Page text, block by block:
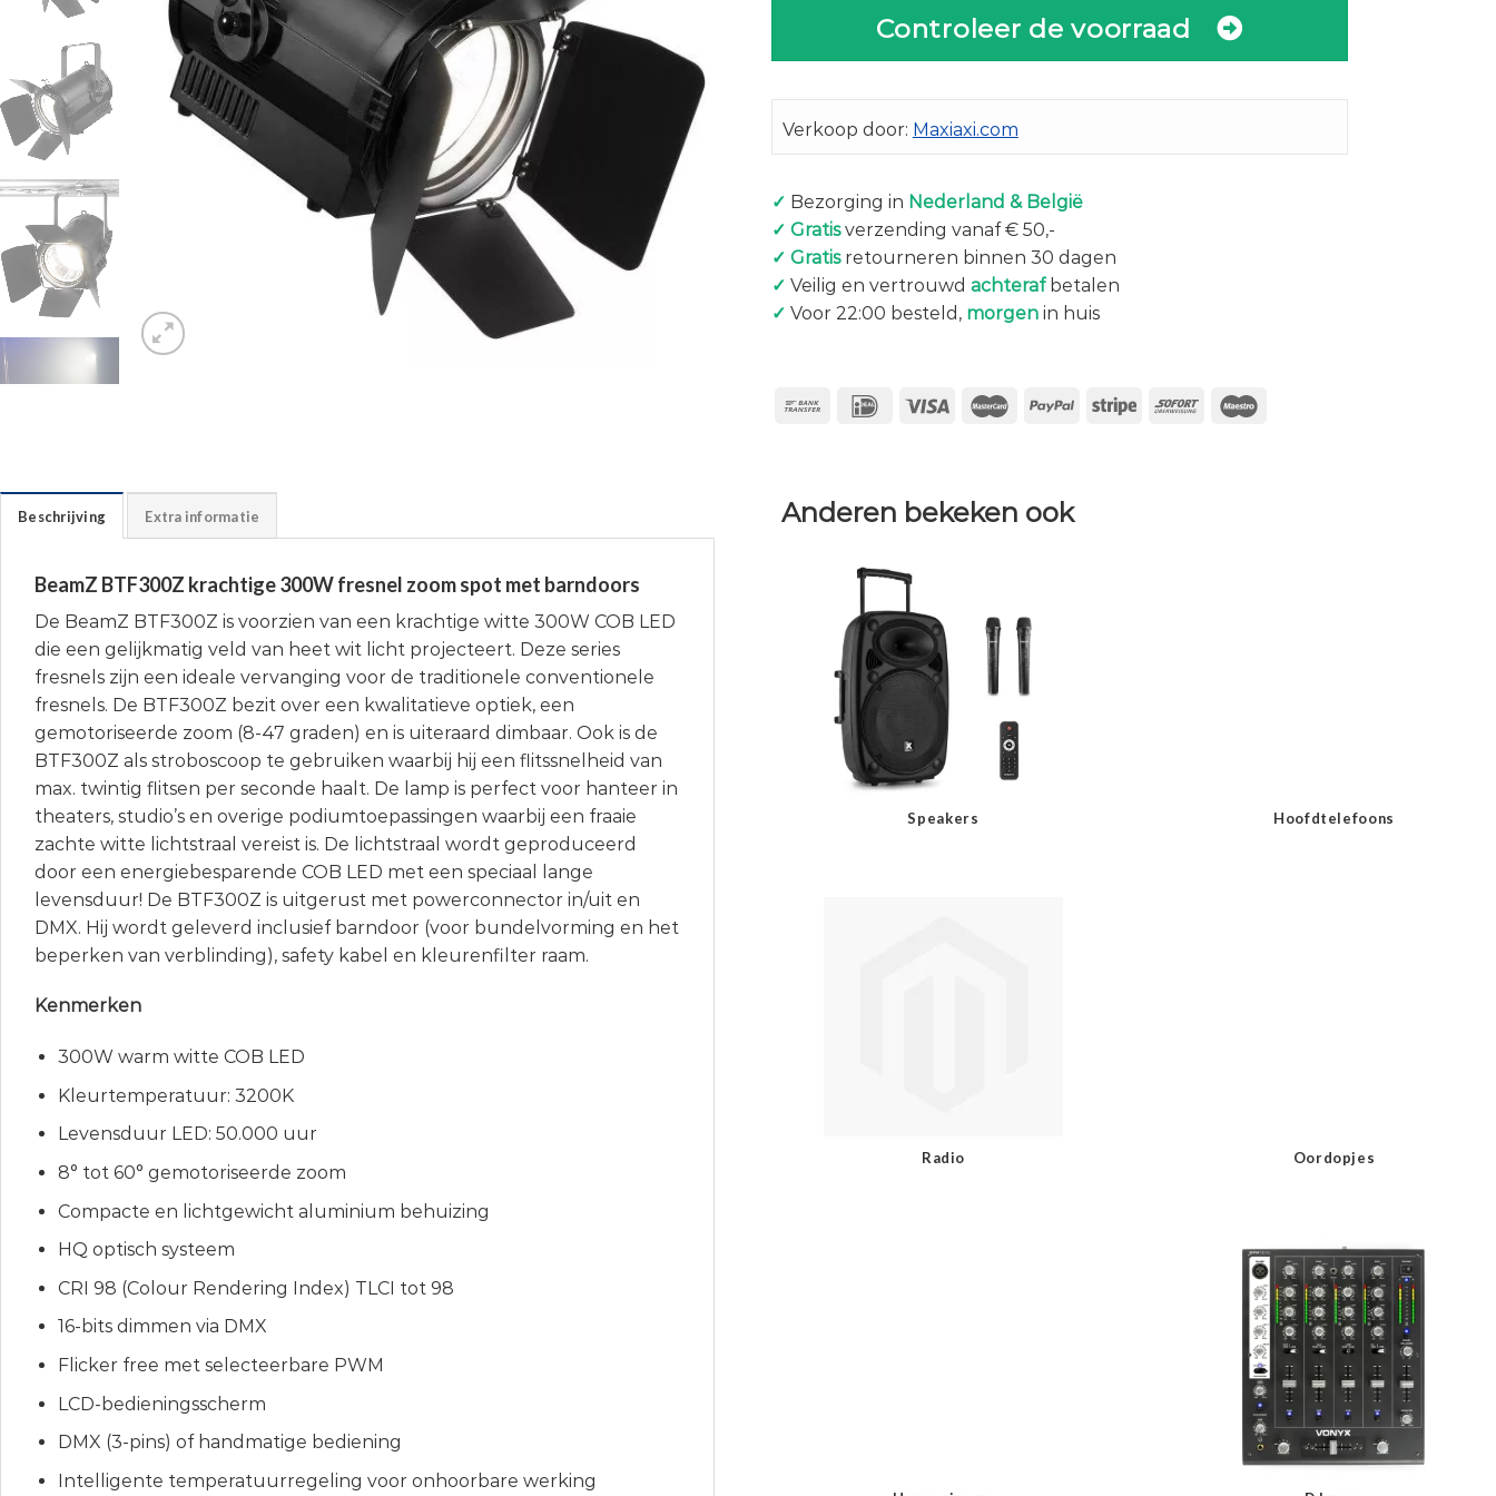
Controleer de voorraad
Verkoop door: Maxiaxi.com
✓ Bezorging in Nederland & België
✓ Gratisverzending vanaf € 50,-
✓ Gratisretourneren binnen 30 dagen
✓ Veilig en vertrouwd achterafbetalen
✓ Voor 22:00 besteld, morgenin huis
Beschrijving Extra informatie
BeamZ BTF300Z krachtige 300W fresnel zoom spot met barndoors
De BeamZ BTF300Z is voorzien van een krachtige witte 300W COB LED
die een gelijkmatig veld van heet wit licht projecteert. Deze series
fresnels zijn een ideale vervanging voor de traditionele conventionele
fresnels. De BTF300Z bezit over een kwalitatieve optiek, een
gemotoriseerde zoom (8-47 graden) en is uiteraard dimbaar. Ook is de
BTF300Z als stroboscoop te gebruiken waarbij hij een flitssnelheid van
max. twintig flitsen per seconde haalt. De lamp is perfect voor hanteer in
theaters, studio’s en overige podiumtoepassingen waarbij een fraaie
zachte witte lichtstraal vereist is. De lichtstraal wordt geproduceerd
door een energiebesparende COB LED met een speciaal lange
levensduur! De BTF300Z is uitgerust met powerconnector in/uit en
DMX. Hij wordt geleverd inclusief barndoor (voor bundelvorming en het
beperken van verblinding), safety kabel en kleurenfilter raam.
Kenmerken
300W warm witte COB LED
Kleurtemperatuur: 3200K
Levensduur LED: 50.000 uur
8° tot 60° gemotoriseerde zoom
Compacte en lichtgewicht aluminium behuizing
HQ optisch systeem
CRI 98 (Colour Rendering Index) TLCI tot 98
16-bits dimmen via DMX
Flicker free met selecteerbare PWM
LCD-bedieningsscherm
DMX (3-pins) of handmatige bediening
Intelligente temperatuurregeling voor onhoorbare werking
Anderen bekeken ook
Speakers Hoofdtelefoons
Radio Oordopjes